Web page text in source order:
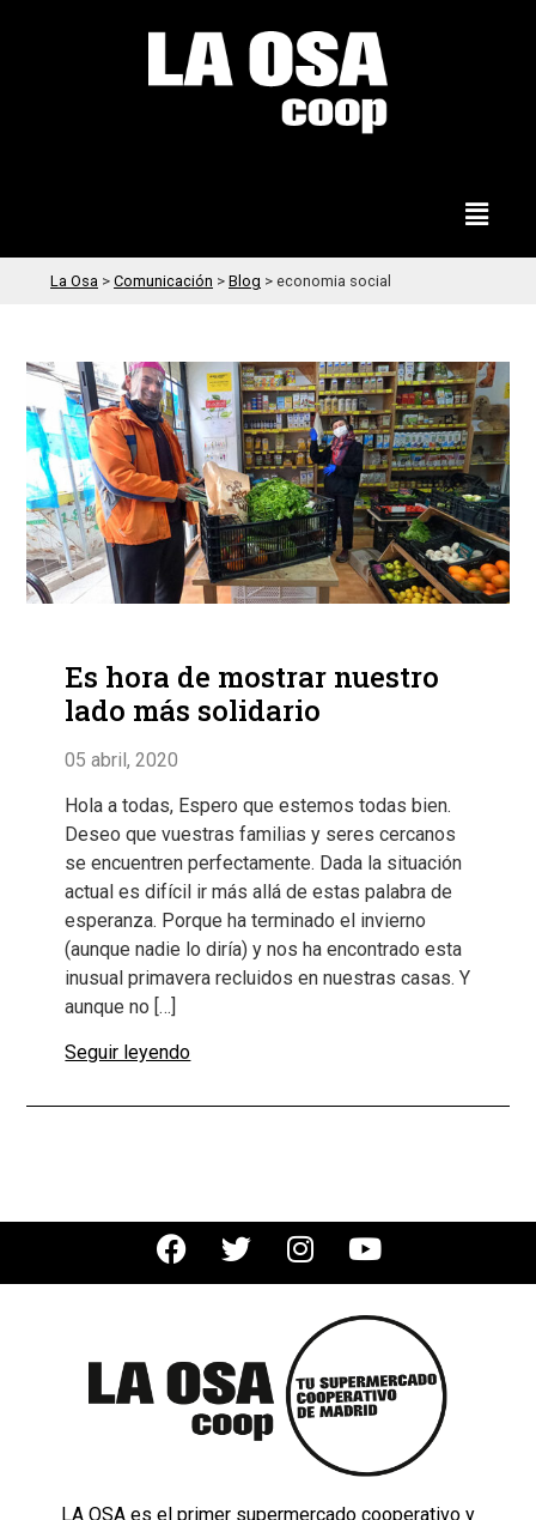
La Osa > Comunicación > Blog > economia social
Es hora de mostrar nuestro
lado más solidario
05 abril, 2020
Hola a todas, Espero que estemos todas bien.
Deseo que vuestras familias y seres cercanos
se encuentren perfectamente. Dada la situación
actual es difícil ir más allá de estas palabra de
esperanza. Porque ha terminado el invierno
(aunque nadie lo diría) y nos ha encontrado esta
inusual primavera recluidos en nuestras casas. Y
aunque no […]
Seguir leyendo
LA OSA es el primer supermercado cooperativo y